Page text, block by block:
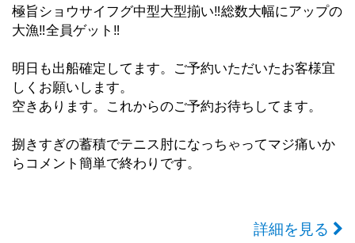
極旨ショウサイフグ中型大型揃い‼︎総数大幅にアップの
大漁‼︎全員ゲット‼︎
明日も出船確定してます。ご予約いただいたお客様宜
しくお願いします。
空きあります。これからのご予約お待ちしてます。
捌きすぎの蓄積でテニス肘になっちゃってマジ痛いか
らコメント簡単で終わりです。
詳細を見る